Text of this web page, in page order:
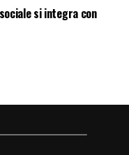
si integra con